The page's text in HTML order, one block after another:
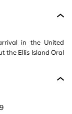
in the United
the Ellis Island Oral